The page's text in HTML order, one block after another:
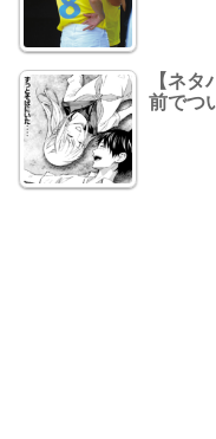
【ネ
前でつ